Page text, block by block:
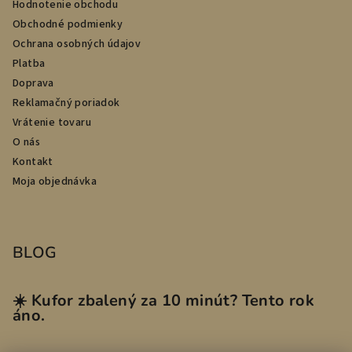
Hodnotenie obchodu
Obchodné podmienky
Ochrana osobných údajov
Platba
Doprava
Reklamačný poriadok
Vrátenie tovaru
O nás
Kontakt
Moja objednávka
BLOG
☀️ Kufor zbalený za 10 minút? Tento rok
áno.